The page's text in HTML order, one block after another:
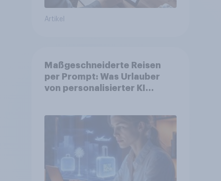
Artikel
Maßgeschneiderte Reisen
per Prompt: Was Urlauber
von personalisierter KI
bereits genutzt werden